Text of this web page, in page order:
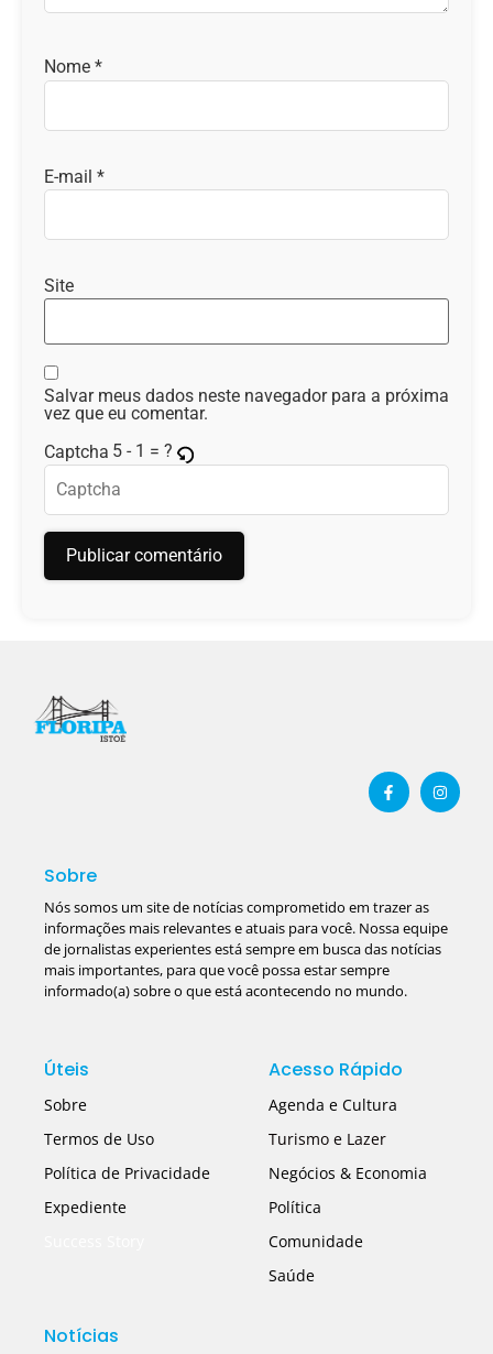
Nome *
E-mail *
Site
Salvar meus dados neste navegador para a próxima
vez que eu comentar.
Captcha 5 - 1 = ?
Sobre
Nós somos um site de notícias comprometido em trazer as
informações mais relevantes e atuais para você. Nossa equipe
de jornalistas experientes está sempre em busca das notícias
mais importantes, para que você possa estar sempre
informado(a) sobre o que está acontecendo no mundo.
Úteis
Sobre
Termos de Uso
Política de Privacidade
Expediente
Acesso Rápido
Agenda e Cultura
Turismo e Lazer
Negócios & Economia
Política
Comunidade
Saúde
Notícias